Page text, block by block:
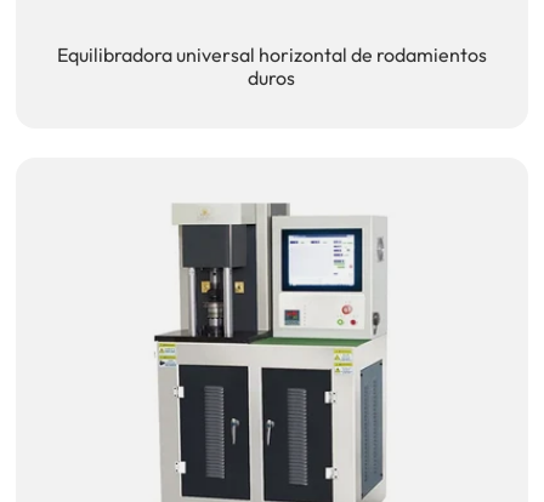
Equilibradora universal horizontal de rodamientos
duros